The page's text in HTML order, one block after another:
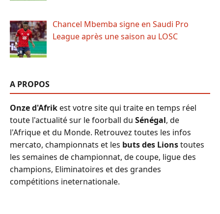
Chancel Mbemba signe en Saudi Pro
League après une saison au LOSC
A PROPOS
Onze d'Afrikest votre site qui traite en temps réel
toute l'actualité sur le foorball du Sénégal, de
l'Afrique et du Monde. Retrouvez toutes les infos
mercato, championnats et les buts des Lionstoutes
les semaines de championnat, de coupe, ligue des
champions, Eliminatoires et des grandes
compétitions ineternationale.